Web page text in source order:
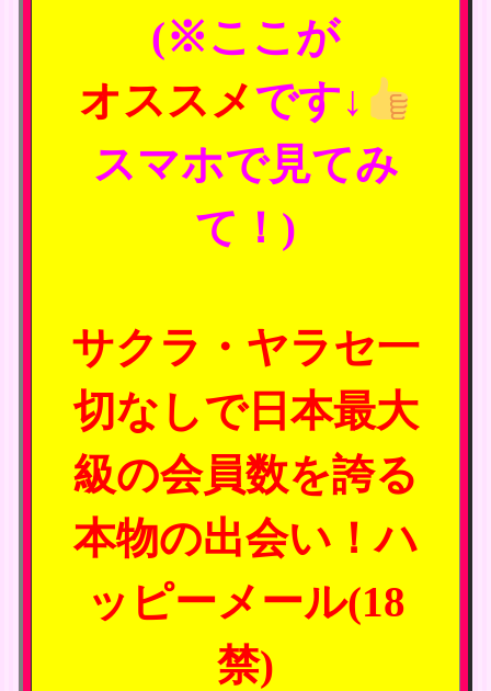
(※ここが
オススメです↓
スマホで見てみ
て！)
サクラ・ヤラセ一
切なしで日本最大
級の会員数を誇る
本物の出会い！ハ
ッピーメール(18
禁)